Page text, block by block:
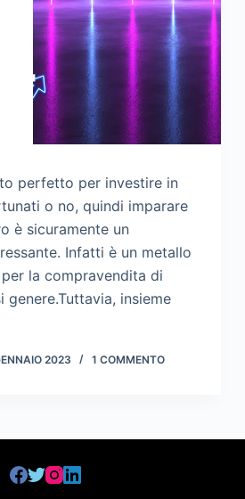
perfetto per investire in
o no, quindi imparare
è sicuramente un
Infatti è un metallo
la compravendita di
genere.Tuttavia, insieme
2023 1 COMMENTO